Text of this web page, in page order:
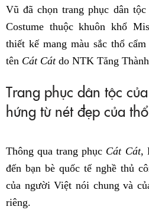
Vũ đã chọn trang phục dân
Costume thuộc khuôn khổ
thiết kế mang màu sắc thổ
tên Cát Cátdo NTK Tăng
Trang phục dân tộc
hứng từ nét đẹp của
Thông qua trang phục Cát Cát,
đến bạn bè quốc tế nghề thủ
của người Việt nói chung và
riêng.